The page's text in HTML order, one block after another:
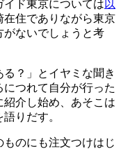
ド東京については 以
在住でありながら東京
がないでしょうと考
る？」とイヤミな聞き
つれて自分が行った
介し始め、あそこは
りだす。
のにも注文つけはじ